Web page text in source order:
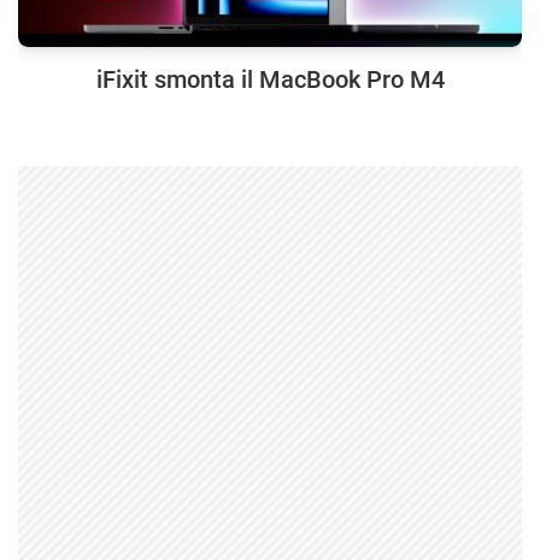
iFixit smonta il MacBook Pro M4